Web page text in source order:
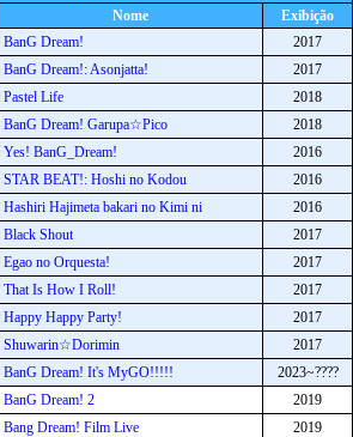
Nome Exibição
BanG Dream!
2017
BanG Dream!: Asonjatta!
2017
Pastel Life
2018
BanG Dream! Garupa☆Pico
2018
Yes! BanG_Dream!
2016
STAR BEAT!: Hoshi no Kodou
2016
Hashiri Hajimeta bakari no Kimi ni
2016
Black Shout
2017
Egao no Orquesta!
2017
That Is How I Roll!
2017
Happy Happy Party!
2017
Shuwarin☆Dorimin
2017
BanG Dream! It's MyGO!!!!! 2023~????
BanG Dream! 2
2019
Bang Dream! Film Live
2019